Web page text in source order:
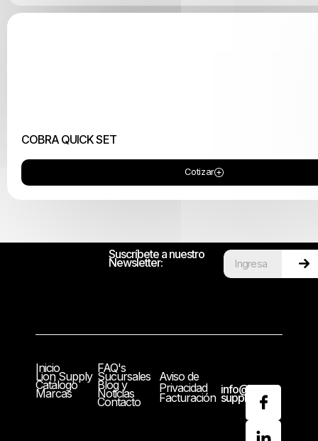
COBRA QUICK SET
Cotizar
Suscríbete a nuestro
Newsletter:
Inicio
Lion Supply
Catálogo
Marcas
FAQ's
Sucursales
Blog y
Noticias
Contacto
Aviso de
Privacidad
Facturación
info@lion-
supply.com